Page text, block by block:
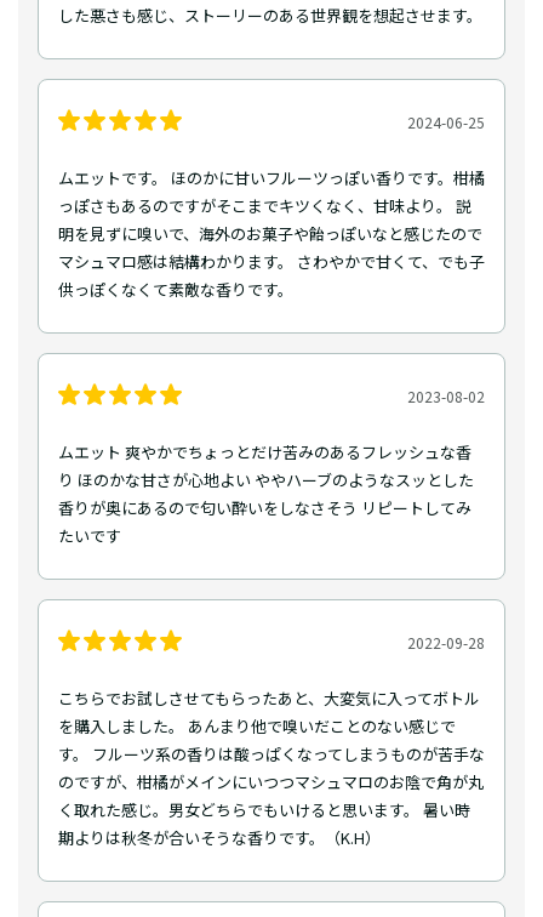
した悪さも感じ、ストーリーのある世界観を想起させます。
2024-06-25
ムエットです。 ほのかに甘いフルーツっぽい香りです。柑橘
っぽさもあるのですがそこまでキツくなく、甘味より。 説
明を見ずに嗅いで、海外のお菓子や飴っぽいなと感じたので
マシュマロ感は結構わかります。 さわやかで甘くて、でも子
供っぽくなくて素敵な香りです。
2023-08-02
ムエット 爽やかでちょっとだけ苦みのあるフレッシュな香
り ほのかな甘さが心地よい ややハーブのようなスッとした
香りが奥にあるので匂い酔いをしなさそう リピートしてみ
たいです
2022-09-28
こちらでお試しさせてもらったあと、大変気に入ってボトル
を購入しました。 あんまり他で嗅いだことのない感じで
す。 フルーツ系の香りは酸っぱくなってしまうものが苦手な
のですが、柑橘がメインにいつつマシュマロのお陰で角が丸
く取れた感じ。男女どちらでもいけると思います。 暑い時
期よりは秋冬が合いそうな香りです。（K.H）